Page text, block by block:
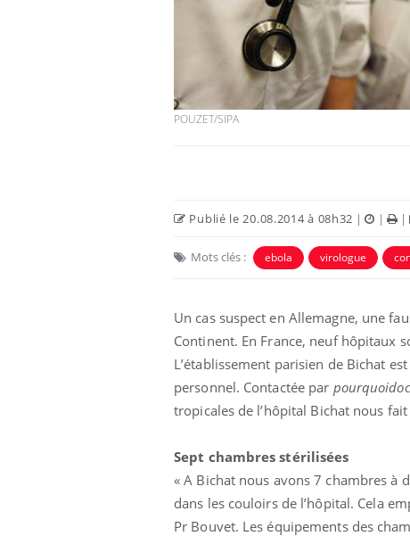
POUZET/SIPA
Publié le 20.08.2014 à 08h32 | | |
Mots clés : ebola virologue
Un cas suspect en Allemagne, une
Continent. En France, neuf hôpitaux
L’établissement parisien de Bichat
personnel. Contactée par
tropicales de l’hôpital Bichat nous
Sept chambres stérilisées
« A Bichat nous avons 7 chambres à
dans les couloirs de l’hôpital. Cela
Pr Bouvet. Les équipements des